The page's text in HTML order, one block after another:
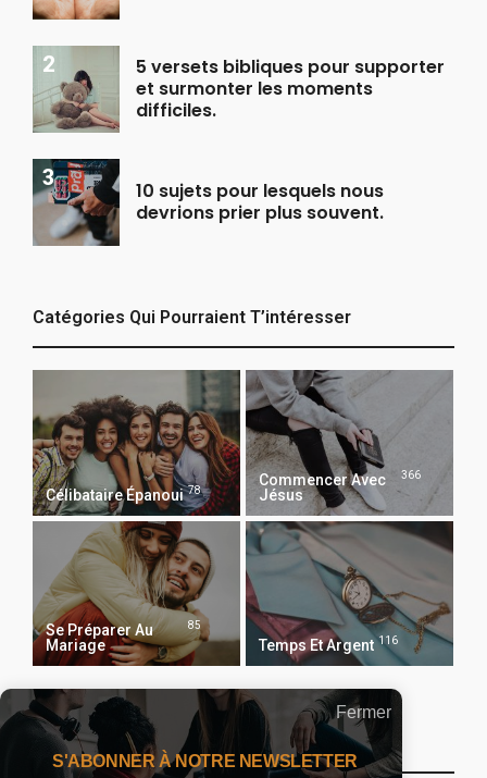
5 versets bibliques pour supporter
et surmonter les moments
difficiles.
10 sujets pour lesquels nous
devrions prier plus souvent.
Catégories Qui Pourraient T’intéresser
Célibataire Épanoui 78
Commencer Avec
Jésus
366
Se Préparer Au
Mariage
85
Temps Et Argent 116
Recevoir Notre Newsletter Chaque Matin
Fermer
S'ABONNER À NOTRE NEWSLETTER